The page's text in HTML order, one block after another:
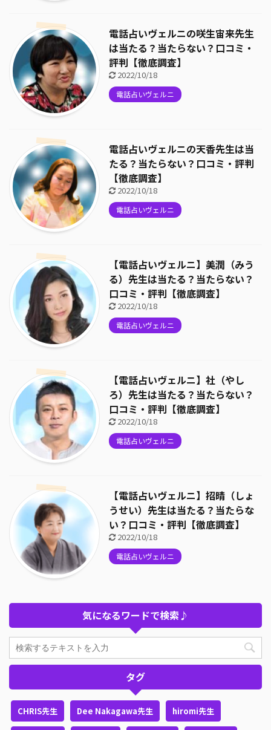
電話占いヴェルニの咲生宙来先生
は当たる？当たらない？口コミ・
評判【徹底調査】
2022/10/18
電話占いヴェルニ
電話占いヴェルニの天香先生は当
たる？当たらない？口コミ・評判
【徹底調査】
2022/10/18
電話占いヴェルニ
【電話占いヴェルニ】美潤（みう
る）先生は当たる？当たらない？
口コミ・評判【徹底調査】
2022/10/18
電話占いヴェルニ
【電話占いヴェルニ】社（やし
ろ）先生は当たる？当たらない？
口コミ・評判【徹底調査】
2022/10/18
電話占いヴェルニ
【電話占いヴェルニ】招晴（しょ
うせい）先生は当たる？当たらな
い？口コミ・評判【徹底調査】
2022/10/18
電話占いヴェルニ
気になるワードで検索♪
タグ
CHRIS先生 Dee Nakagawa先生 hiromi先生